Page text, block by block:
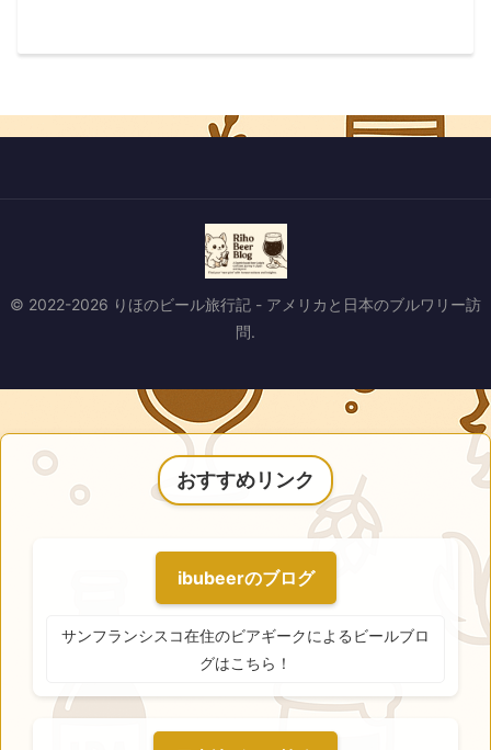
© 2022-2026 りほのビール旅行記 - アメリカと日本のブルワリー訪
問.
おすすめリンク
ibubeerのブログ
サンフランシスコ在住のビアギークによるビールブロ
グはこちら！